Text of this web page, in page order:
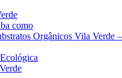
como
Orgânicos Vila Verde